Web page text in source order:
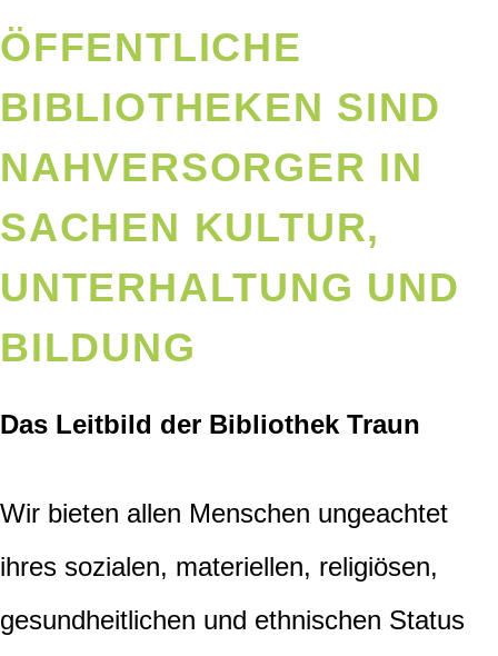
ÖFFENTLICHE
BIBLIOTHEKEN SIND
NAHVERSORGER IN
SACHEN KULTUR,
UNTERHALTUNG UND
BILDUNG
Das Leitbild der Bibliothek Traun
Wir bieten allen Menschen ungeachtet
ihres sozialen, materiellen, religiösen,
gesundheitlichen und ethnischen Status